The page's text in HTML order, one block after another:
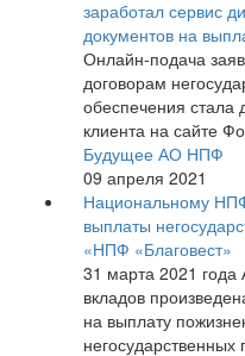
заработал сервис
документов на
Онлайн-подача
договорам
обеспечения стала
клиента на сайте
Будущее АО НПФ
09 апреля 2021
Национальному
выплаты
«НПФ «Благовест»
31 марта 2021 года
вкладов
на выплату